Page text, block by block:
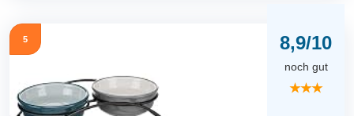
5 8,9/10
noch gut
★★★